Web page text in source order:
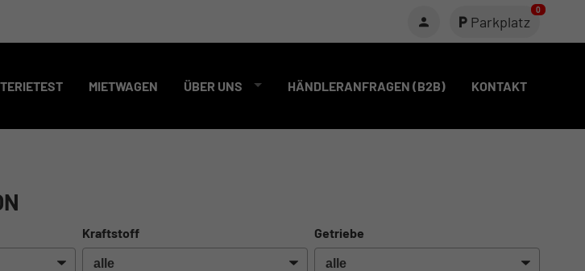
Parkplatz
0
MIETWAGEN ÜBER UNS HÄNDLERANFRAGEN (B2B) KONTAKT
Kraftstoff Getriebe